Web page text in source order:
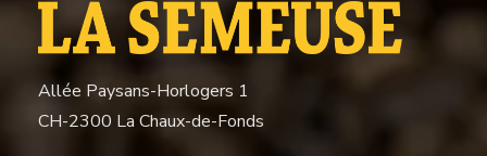
Allée Paysans-Horlogers 1
CH-2300 La Chaux-de-Fonds